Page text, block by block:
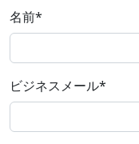
名前*
ビジネスメール*